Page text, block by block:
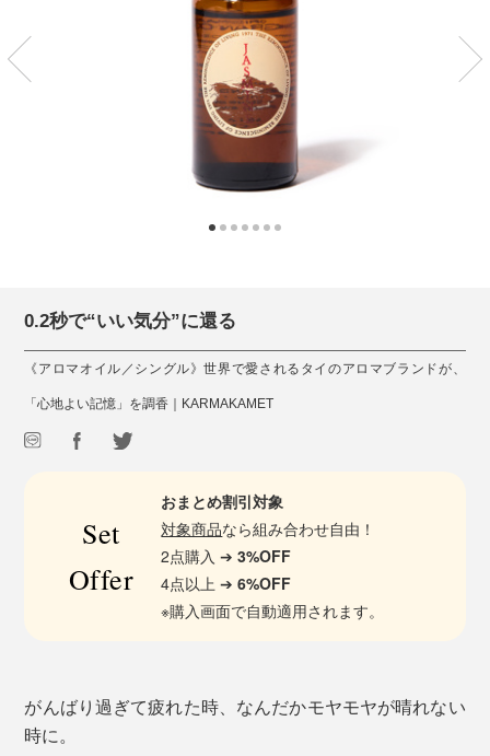
0.2秒で“いい気分”に還る
《アロマオイル／シングル》世界で愛されるタイのアロマブランドが、
「心地よい記憶」を調香｜KARMAKAMET
Set
Offer
おまとめ割引対象
対象商品なら組み合わせ自由！
2点購入 ➔3%OFF
4点以上 ➔6%OFF
※購入画面で自動適用されます。
がんばり過ぎて疲れた時、なんだかモヤモヤが晴れない
時に。